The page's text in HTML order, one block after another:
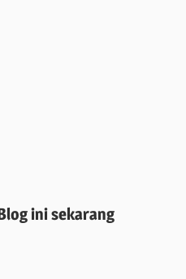
ini sekarang